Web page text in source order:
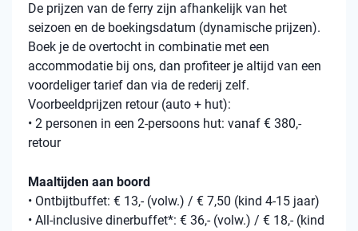
De prijzen van de ferry zijn afhankelijk van het
seizoen en de boekingsdatum (dynamische prijzen).
Boek je de overtocht in combinatie met een
accommodatie bij ons, dan profiteer je altijd van een
voordeliger tarief dan via de rederij zelf.
Voorbeeldprijzen retour (auto + hut):
• 2 personen in een 2-persoons hut: vanaf € 380,-
retour
Maaltijden aan boord
• Ontbijtbuffet: € 13,- (volw.) / € 7,50 (kind 4-15 jaar)
• All-inclusive dinerbuffet*: € 36,- (volw.) / € 18,- (kind